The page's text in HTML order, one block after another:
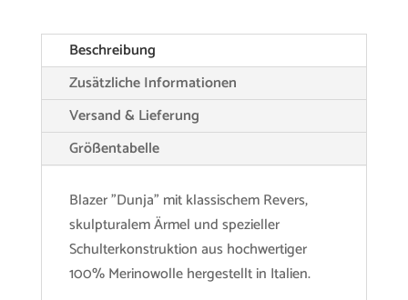
Beschreibung
Zusätzliche Informationen
Versand & Lieferung
Größentabelle
Blazer "Dunja" mit klassischem Revers,
skulpturalem Ärmel und spezieller
Schulterkonstruktion aus hochwertiger
100% Merinowolle hergestellt in Italien.